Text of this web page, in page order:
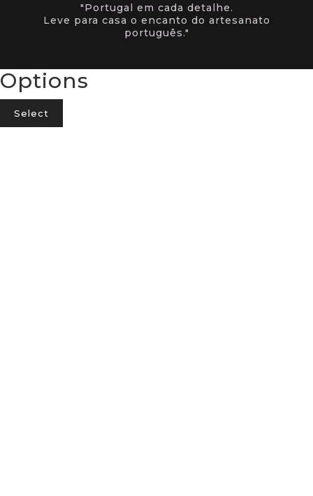
"Portugal em cada detalhe.
Leve para casa o encanto do artesanato
português."
Options
Select